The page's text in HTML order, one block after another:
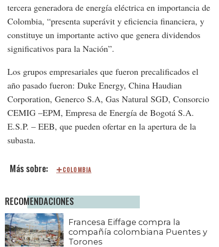
tercera generadora de energía eléctrica en importancia de
Colombia, “presenta superávit y eficiencia financiera, y
constituye un importante activo que genera dividendos
significativos para la Nación”.
Los grupos empresariales que fueron precalificados el
año pasado fueron: Duke Energy, China Haudian
Corporation, Generco S.A, Gas Natural SGD, Consorcio
CEMIG –EPM, Empresa de Energía de Bogotá S.A.
E.S.P. – EEB, que pueden ofertar en la apertura de la
subasta.
COLOMBIA
RECOMENDACIONES
Francesa Eiffage compra la
compañía colombiana Puentes y
Torones